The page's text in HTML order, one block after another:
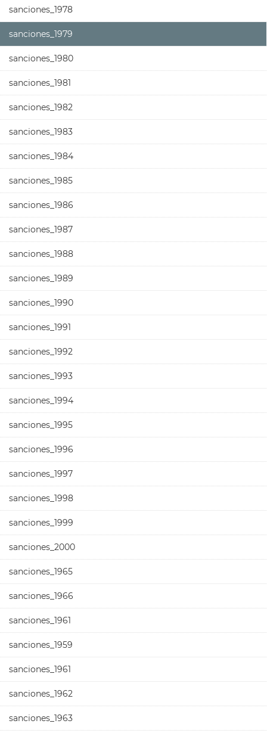
sanciones_1978
sanciones_1979
sanciones_1980
sanciones_1981
sanciones_1982
sanciones_1983
sanciones_1984
sanciones_1985
sanciones_1986
sanciones_1987
sanciones_1988
sanciones_1989
sanciones_1990
sanciones_1991
sanciones_1992
sanciones_1993
sanciones_1994
sanciones_1995
sanciones_1996
sanciones_1997
sanciones_1998
sanciones_1999
sanciones_2000
sanciones_1965
sanciones_1966
sanciones_1961
sanciones_1959
sanciones_1961
sanciones_1962
sanciones_1963